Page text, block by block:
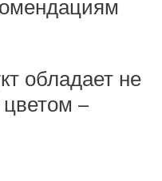
обладает не
–